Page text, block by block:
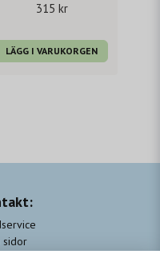
315 kr
LÄGG I VARUKORGEN
sidor